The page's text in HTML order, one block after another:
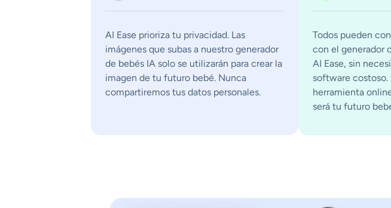
AI Ease prioriza tu privacidad. Las
imágenes que subas a nuestro generador
de bebés IA solo se utilizarán para crear la
imagen de tu futuro bebé. Nunca
compartiremos tus datos personales.
Todos pueden
con el generador
AI Ease, sin
software costoso.
herramienta
será tu futuro